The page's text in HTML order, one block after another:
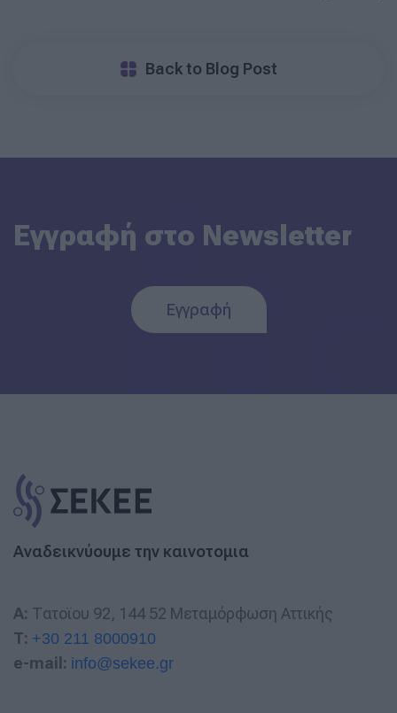
Back to Blog Post
Εγγραφή στο Newsletter
Εγγραφή
Αναδεικνύουμε την καινοτομια
A: Τατοϊου 92, 144 52 Μεταμόρφωση Αττικής
T: +30 211 8000910
e-mail: info@sekee.gr